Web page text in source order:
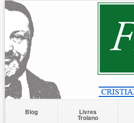
Blog Livres
Troiano